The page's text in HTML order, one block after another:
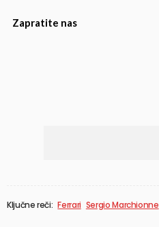
Zapratite nas
Ključne reči: Ferrari Sergio Marchionne